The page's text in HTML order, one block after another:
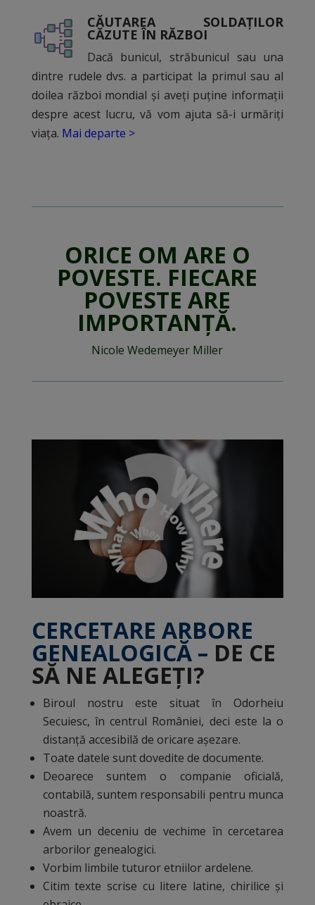
CĂUTAREA SOLDAȚILOR
CĂZUTE ÎN RĂZBOI
Dacă bunicul, străbunicul sau una
dintre rudele dvs. a participat la primul sau al
doilea război mondial și aveți puține informații
despre acest lucru, vă vom ajuta să-i urmăriți
viața. Mai departe >
ORICE OM ARE O
POVESTE. FIECARE
POVESTE ARE
IMPORTANȚĂ.
Nicole Wedemeyer Miller
CERCETARE ARBORE
GENEALOGICĂ – DE CE
SĂ NE ALEGEȚI?
Biroul nostru este situat în Odorheiu
Secuiesc, în centrul României, deci este la o
distanță accesibilă de oricare așezare.
Toate datele sunt dovedite de documente.
Deoarece suntem o companie oficială,
contabilă, suntem responsabili pentru munca
noastră.
Avem un deceniu de vechime în cercetarea
arborilor genealogici.
Vorbim limbile tuturor etniilor ardelene.
Citim texte scrise cu litere latine, chirilice și